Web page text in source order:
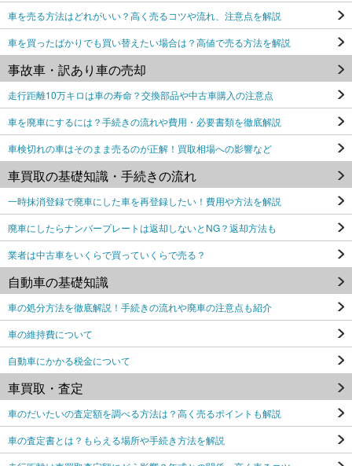
車を売る方法はどれがいい？高く売るコツや流れ、注意点を解説
車を買ったばかりでも買い替えたい場合は？高値で売る方法を解説
事故車・訳あり車の売却
走行距離10万キロは車の寿命？交換部品や中古車購入の注意点
車を廃車にするには？手続きの流れや費用・必要書類を徹底解説
車検切れの車はそのまま売るのが正解！買取相場への影響など
車買取の基礎知識・手続きの流れ
一時抹消登録で廃車にした車を再登録したい！費用や方法を解説
廃車にしたらナンバープレートは返却しないとNG？返却方法も
業者は中古車をいくらで買っていくらで売る？
自動車の基礎知識
車の処分方法を徹底解説！手続きの流れや廃車の注意点も紹介
車の維持費について
自動車にかかる税金について
車買取・査定
車のだいたいの査定額を調べる方法は？高く売るポイントも解説
車の査定書とは？もらえる場所や手続き方法を解説